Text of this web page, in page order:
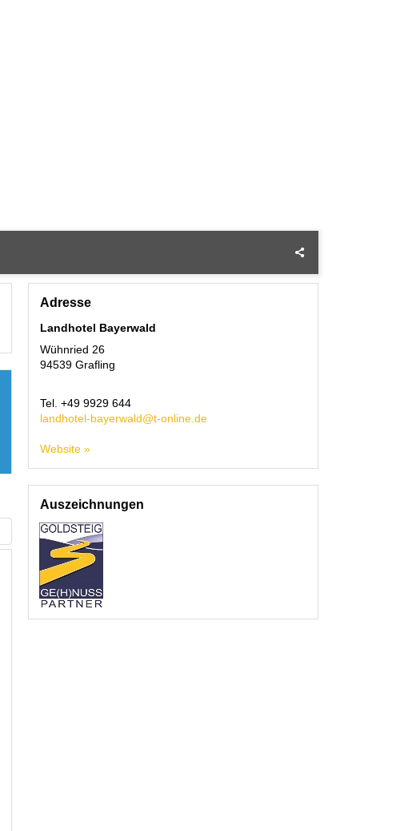
Adresse
Landhotel Bayerwald
Wühnried 26
94539 Grafling
Tel. +49 9929 644
landhotel-bayerwald@t-online.de
Website »
Auszeichnungen